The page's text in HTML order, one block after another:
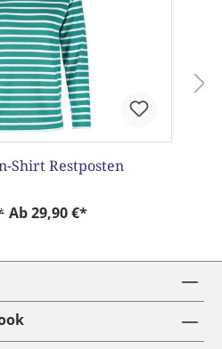
Shirt Restposten
Ab 29,90 €*